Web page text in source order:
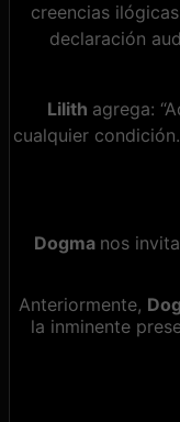
creencias
declaración
Lilith agrega:
cualquier
Dogma nos
Anteriormente,
la inminente